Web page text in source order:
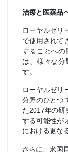
治療と医薬品
ローヤルゼリ
で使用されて
することへの
は、様々な分
す。
ローヤルゼリ
分野のひとつ
た2017年の研
する可能性が
における更な
さらに、米国